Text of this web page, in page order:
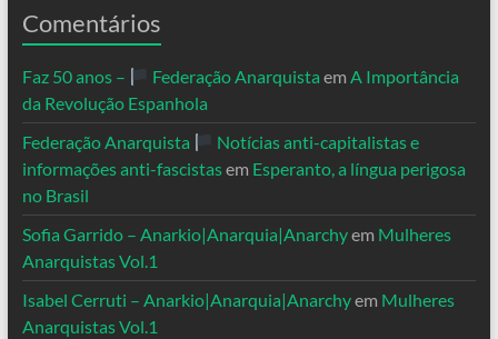
Comentários
Faz 50 anos – Federação Anarquista em A Importância
da Revolução Espanhola
Federação Anarquista
Notícias anti-capitalistas e
informações anti-fascistasem Esperanto, a língua perigosa
no Brasil
Sofia Garrido – Anarkio|Anarquia|Anarchyem Mulheres
Anarquistas Vol.1
Isabel Cerruti – Anarkio|Anarquia|Anarchyem Mulheres
Anarquistas Vol.1